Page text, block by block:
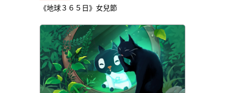
《地球３６５日》女兒節